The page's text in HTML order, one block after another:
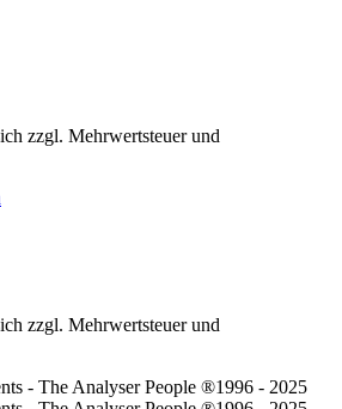
zzgl. Mehrwertsteuer und
zzgl. Mehrwertsteuer und
- The Analyser People ®1996 - 2025